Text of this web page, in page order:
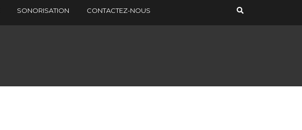
SONORISATION CONTACTEZ-NOUS